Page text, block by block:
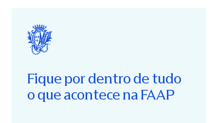
Fique por dentro de tudo
o que acontece na FAAP